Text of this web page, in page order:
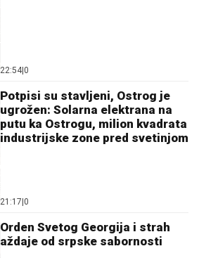
22:54|0
Potpisi su stavljeni, Ostrog je
ugrožen: Solarna elektrana na
putu ka Ostrogu, milion kvadrata
industrijske zone pred svetinjom
21:17|0
Orden Svetog Georgija i strah
aždaje od srpske sabornosti